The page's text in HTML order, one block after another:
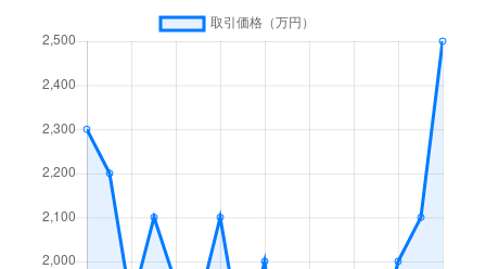
東生駒月見町
1,600万円
徒歩
東松ケ丘
徒歩7
東松ケ丘
徒歩5
東山町
330万円